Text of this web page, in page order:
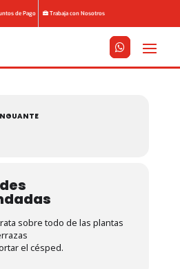
de Pago Trabaja con Nosotros



sobre todo de las plantas
el césped.